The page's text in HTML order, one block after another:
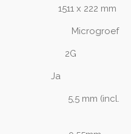
1511x 222 mm
Microgroef
2G
Ja
5,5 mm (incl.